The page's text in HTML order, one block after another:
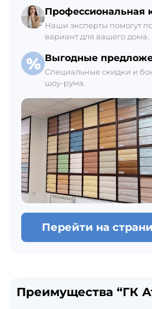
Профессиональная
Наши эксперты помогут
вариант для вашего дома.
Выгодные
Специальные скидки и
шоу-рума.
Перейти на
Преимущества “ГК